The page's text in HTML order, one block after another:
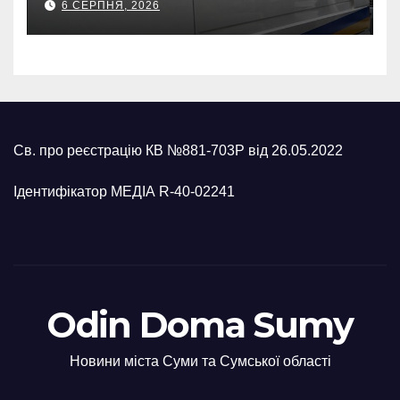
росіян
6 СЕРПНЯ, 2026
Св. про реєстрацію КВ №881-703Р від 26.05.2022
Ідентифікатор МЕДІА R-40-02241
Odin Doma Sumy
Новини міста Суми та Сумської області